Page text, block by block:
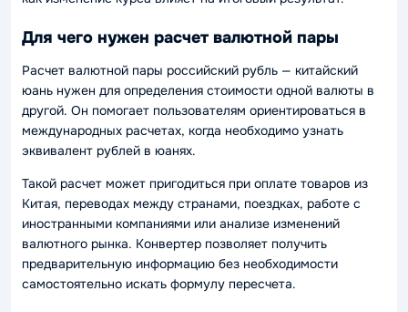
Для чего нужен расчет валютной пары
Расчет валютной пары российский рубль — китайский
юань нужен для определения стоимости одной валюты в
другой. Он помогает пользователям ориентироваться в
международных расчетах, когда необходимо узнать
эквивалент рублей в юанях.
Такой расчет может пригодиться при оплате товаров из
Китая, переводах между странами, поездках, работе с
иностранными компаниями или анализе изменений
валютного рынка. Конвертер позволяет получить
предварительную информацию без необходимости
самостоятельно искать формулу пересчета.